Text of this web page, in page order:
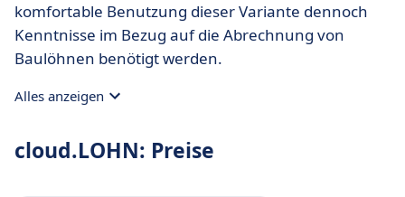
komfortable Benutzung dieser Variante dennoch
Kenntnisse im Bezug auf die Abrechnung von
Baulöhnen benötigt werden.
Alles anzeigen
cloud.LOHN: Preise